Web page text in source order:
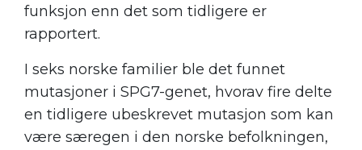
funksjon enn det som tidligere er
rapportert.
I seks norske familier ble det funnet
mutasjoner i SPG7-genet, hvorav fire delte
en tidligere ubeskrevet mutasjon som kan
være særegen i den norske befolkningen,